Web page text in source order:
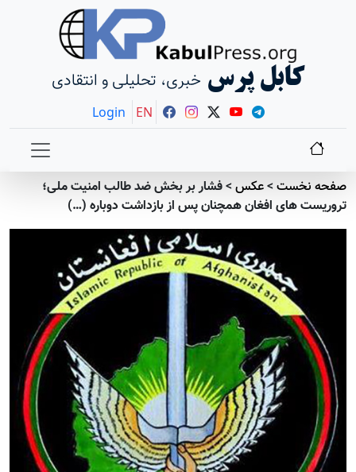
کابل پرس خبری، تحلیلی و انتقادی
Login EN
صفحه نخست>عکس>فشار بر بخش ضد طالب امنیت ملی؛
تروریست های افغان همچنان پس از بازداشت دوباره (…)